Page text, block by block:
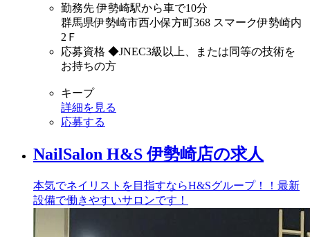
勤務先 伊勢崎駅から車で10分
群馬県伊勢崎市西小保方町368 スマーク伊勢崎内
2Ｆ
応募資格 ◆JNEC3級以上、または同等の技術を
お持ちの方
キープ
詳細を見る
応募する
NailSalon H&S 伊勢崎店の求人
本気でネイリストを目指すならH&Sグループ！！最新
設備で働きやすいサロンです！